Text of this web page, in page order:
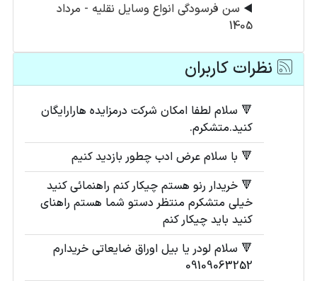
◀️ سن فرسودگی انواع وسایل نقلیه - مرداد
1405
نظرات کاربران
🔻 سلام لطفا امکان شرکت درمزایده هارارایگان
کنید.متشکرم.
🔻 با سلام عرض ادب چطور بازدید کنیم
🔻 خریدار رنو هستم چیکار کنم راهنمائی کنید
خیلی متشکرم منتظر دستو شما هستم راهنای
کنید باید چیکار کنم
🔻 سلام لودر یا بیل اوراق ضایعاتی خریدارم
09109063252